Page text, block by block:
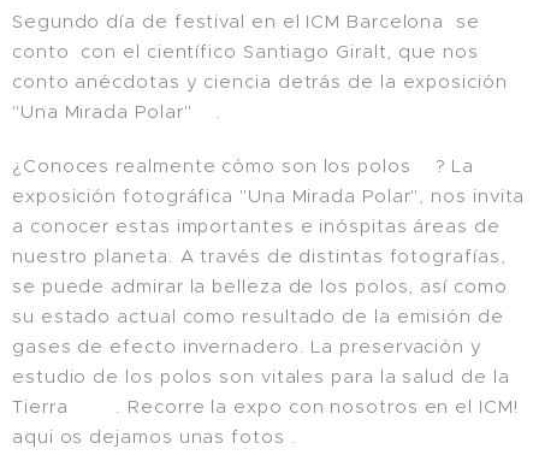
Segundo día de festival en el ICM Barcelona se
conto con el científico Santiago Giralt, que nos
conto anécdotas y ciencia detrás de la exposición
"Una Mirada Polar"❄.
¿Conoces realmente cómo son los polos❄? La
exposición fotográfica "Una Mirada Polar", nos invita
a conocer estas importantes e inóspitas áreas de
nuestro planeta. A través de distintas fotografías,
se puede admirar la belleza de los polos, así como
su estado actual como resultado de la emisión de
gases de efecto invernadero. La preservación y
estudio de los polos son vitales para la salud de la
Tierra🌍💚. Recorre la expo con nosotros en el ICM!
aqui os dejamos unas fotos .